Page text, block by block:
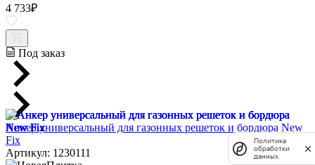
4 733₽
Под заказ
Анкер универсальный для газонных решеток и бордюра New
Fix
Артикул: 1230111
Политика
обработки
данных